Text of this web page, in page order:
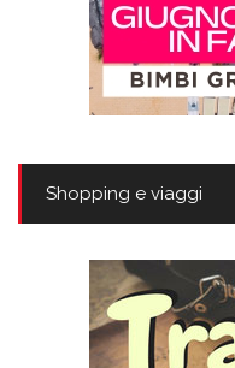
Shopping e viaggi